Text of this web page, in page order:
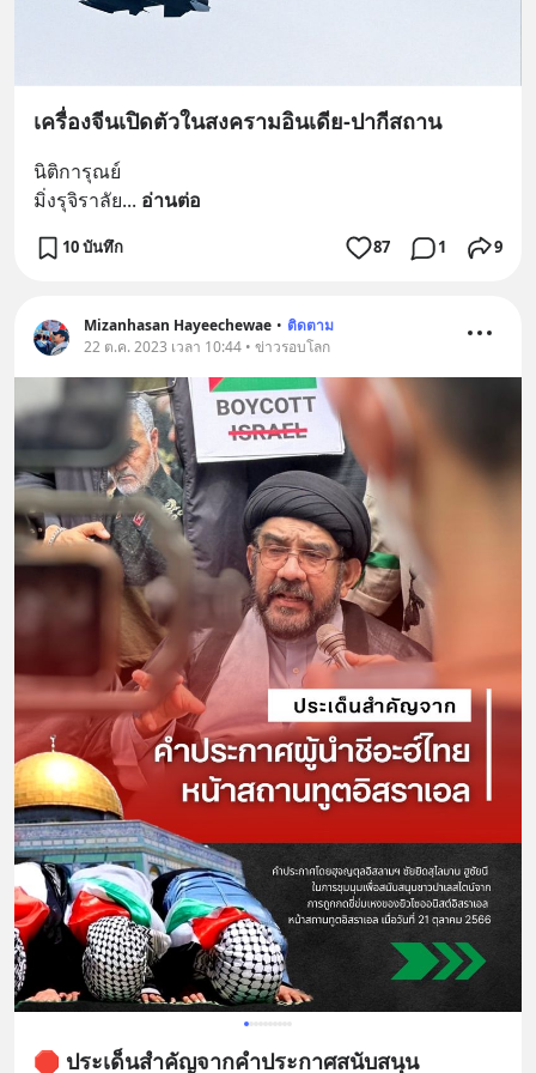
เครื่องจีนเปิดตัวในสงครามอินเดีย-ปากีสถาน
นิติการุณย์
มิ่งรุจิราลัย... อ่านต่อ
10 บันทึก 87 1 9
Mizanhasan Hayeechewae • ติดตาม
22 ต.ค. 2023 เวลา 10:44 • ข่าวรอบโลก
🛑 ประเด็นสำคัญจากคำประกาศสนับสนุน